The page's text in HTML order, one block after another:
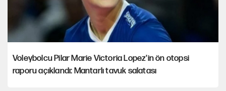
Voleybolcu Pilar Marie Victoria Lopez'in ön otopsi
raporu açıklandı: Mantarlı tavuk salatası